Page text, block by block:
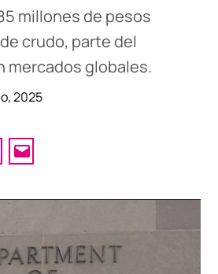
millones de pesos
crudo, parte del
mercados globales.
2025